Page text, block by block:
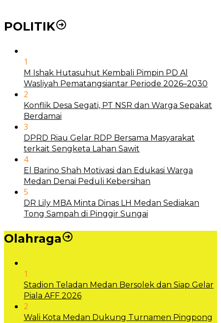
POLITIK
1
M Ishak Hutasuhut Kembali Pimpin PD Al
Wasliyah Pematangsiantar Periode 2026–2030
2
Konflik Desa Segati, PT NSR dan Warga Sepakat
Berdamai
3
DPRD Riau Gelar RDP Bersama Masyarakat
terkait Sengketa Lahan Sawit
4
El Barino Shah Motivasi dan Edukasi Warga
Medan Denai Peduli Kebersihan
5
DR Lily MBA Minta Dinas LH Medan Sediakan
Tong Sampah di Pinggir Sungai
Olahraga
1
Stadion Teladan Medan Bersolek dan Siap Gelar
Piala AFF 2026
2
Wali Kota Medan Dukung Turnamen Pingpong